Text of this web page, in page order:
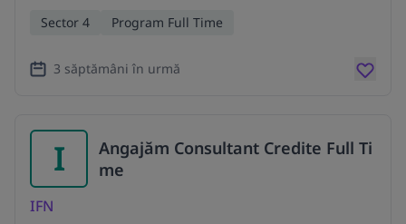
Sector 4 Program Full Time
3 săptămâni în urmă
I
Angajăm Consultant Credite Full Ti
me
IFN